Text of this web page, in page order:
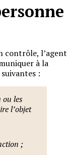
contrôle, l’agent
à la
:
ou les
l’objet
;